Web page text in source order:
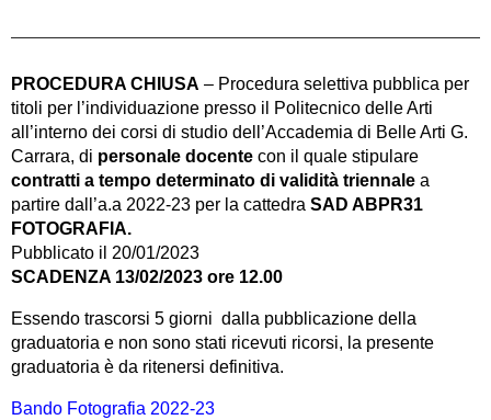
PROCEDURA CHIUSA – Procedura selettiva pubblica per
titoli per l’individuazione presso il Politecnico delle Arti
all’interno dei corsi di studio dell’Accademia di Belle Arti G.
Carrara, di personale docente con il quale stipulare
contratti a tempo determinato di validità triennale a
partire dall’a.a 2022-23 per la cattedra SAD ABPR31
FOTOGRAFIA.
Pubblicato il 20/01/2023
SCADENZA 13/02/2023 ore 12.00
Essendo trascorsi 5 giorni dalla pubblicazione della
graduatoria e non sono stati ricevuti ricorsi, la presente
graduatoria è da ritenersi definitiva.
Bando Fotografia 2022-23